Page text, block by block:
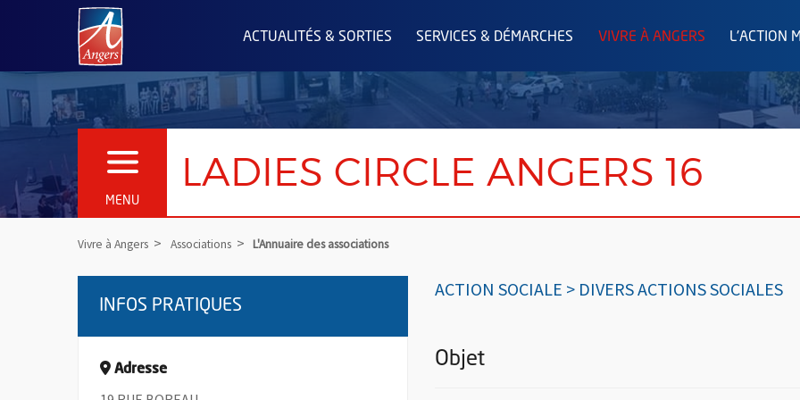
Angers.fr : Retour à l'accueil
ACTUALITÉS & SORTIES SERVICES & DÉMARCHES VIVRE À ANGERS L'ACTION
MENU
OUVRIR LE MENU LADIES CIRCLE ANGERS 16
Vivre à Angers Associations L'Annuaire des associations
ACTION SOCIALE > DIVERS ACTIONS SOCIALES
Objet
INFOS PRATIQUES
Adresse